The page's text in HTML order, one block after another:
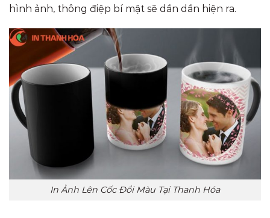
hình ảnh, thông điệp bí mật sẽ dần dần hiện ra.
In Ảnh Lên Cốc Đổi Màu Tại Thanh Hóa